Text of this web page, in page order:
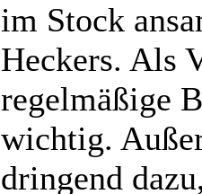
im Stock
Heckers. Als
regelmäßige
wichtig.
dringend